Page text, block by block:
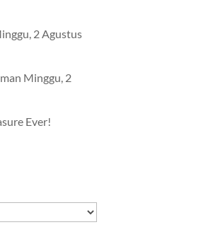
2 Agustus
Minggu, 2
Ever!